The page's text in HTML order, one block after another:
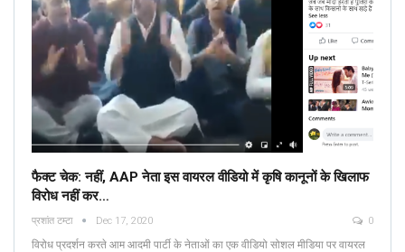
फैक्ट चेक: नहीं, AAP नेता इस वायरल वीडियो में कृषि कानूनों के खिलाफ
विरोध नहीं कर…
प्रशांत टम्टा Dec 17, 2020 0
विरोध प्रदर्शन करते आम आदमी पार्टी के नेताओं का एक वीडियो सोशल मीडिया पर वायरल